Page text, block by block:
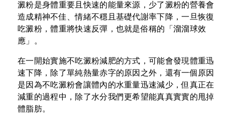
澱粉是身體重要且快速的能量來源，少了澱粉的營養會
造成精神不佳、情緒不穩且基礎代謝率下降，一旦恢復
吃澱粉，體重將快速反彈，也就是俗稱的「溜溜球效
應」。
在一開始實施不吃澱粉減肥的方式，可能會發現體重迅
速下降，除了單純熱量赤字的原因之外，還有一個原因
是因為不吃澱粉會讓體內的水重量迅速減少，但真正在
減重的過程中，除了水分我們更希望能真真實實的甩掉
體脂肪。